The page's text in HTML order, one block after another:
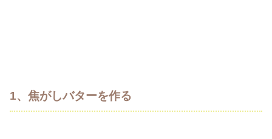
1、焦がしバターを作る